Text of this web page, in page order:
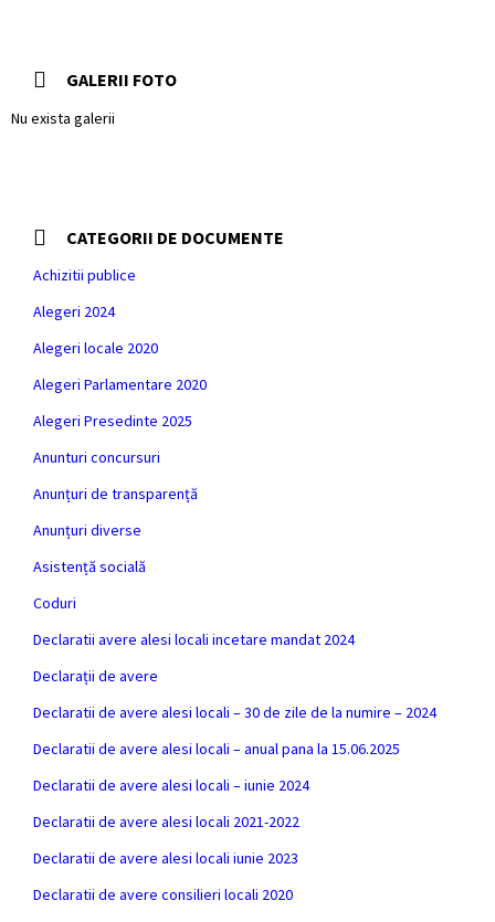
GALERII FOTO
Nu exista galerii
CATEGORII DE DOCUMENTE
Achizitii publice
Alegeri 2024
Alegeri locale 2020
Alegeri Parlamentare 2020
Alegeri Presedinte 2025
Anunturi concursuri
Anunțuri de transparență
Anunțuri diverse
Asistență socială
Coduri
Declaratii avere alesi locali incetare mandat 2024
Declarații de avere
Declaratii de avere alesi locali – 30 de zile de la numire – 2024
Declaratii de avere alesi locali – anual pana la 15.06.2025
Declaratii de avere alesi locali – iunie 2024
Declaratii de avere alesi locali 2021-2022
Declaratii de avere alesi locali iunie 2023
Declaratii de avere consilieri locali 2020